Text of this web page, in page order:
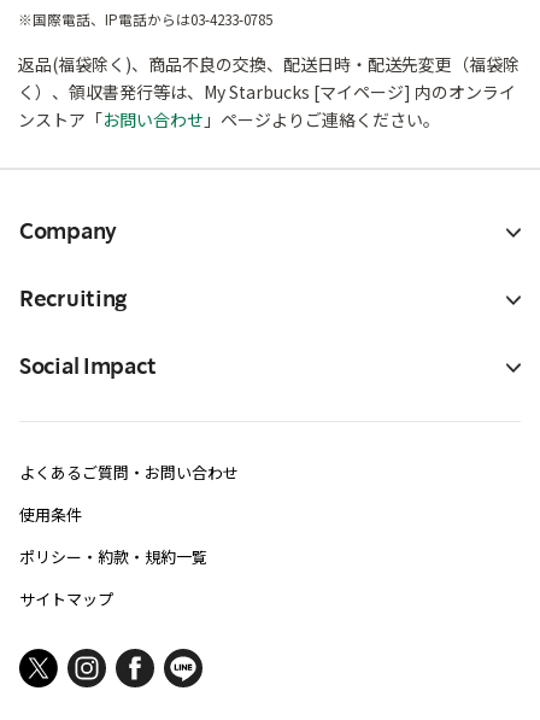
※国際電話、IP電話からは03-4233-0785
返品(福袋除く)、商品不良の交換、配送日時・配送先変更（福袋除
く）、領収書発行等は、My Starbucks [マイページ] 内のオンライ
ンストア「お問い合わせ 」ページよりご連絡ください。
Company
Recruiting
Social Impact
よくあるご質問・お問い合わせ
使用条件
ポリシー・約款・規約一覧
サイトマップ